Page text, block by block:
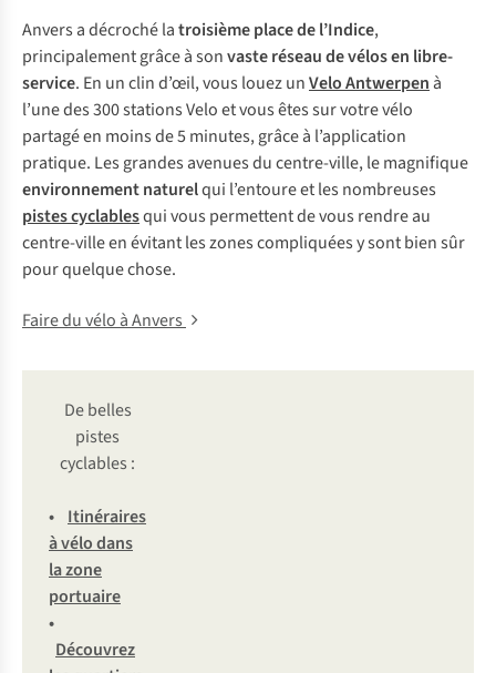
Anvers a décroché latroisième place del’Indice,
principalement grâce à sonvaste réseau de vélos en libre-
service. En un clin d’œil, vous louez unVelo Antwerpen à
l’une des 300 stations Velo et vous êtes sur votre vélo
partagé en moins de 5 minutes, grâce à l’application
pratique. Les grandes avenues du centre-ville, le magnifique
environnement naturelqui l’entoure et les nombreuses
pistes cyclablesqui vous permettent de vous rendre au
centre-ville en évitant les zones compliquées y sont bien sûr
pour quelque chose.
Faire du vélo à Anvers
De belles
pistes
cyclables :
• Itinéraires
àvélodans
lazone
portuaire
•
Découvrez